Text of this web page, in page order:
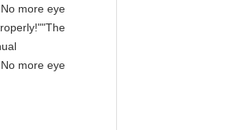
more eye
more eye